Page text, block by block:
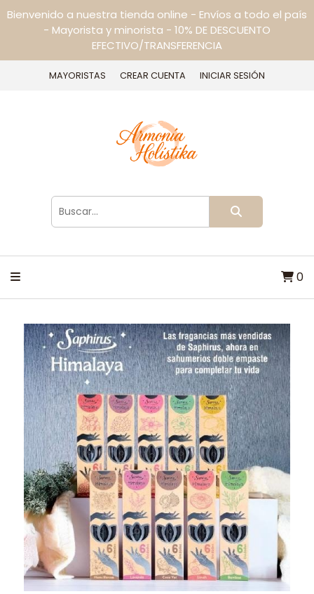
Bienvenido a nuestra tienda online - Envíos a todo el país
- Mayorista y minorista - 10% DE DESCUENTO
EFECTIVO/TRANSFERENCIA
MAYORISTAS CREAR CUENTA INICIAR SESIÓN
0